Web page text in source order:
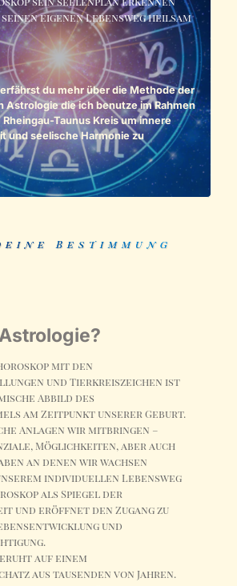
eigenen Lebensweg heilsam
du mehr über die Methode der
Astrologie die ich benutze im Rahmen
Taunus Kreis um innere
und seelische Harmonie zu
Bestimmung
mit den
und Tierkreiszeichen ist
Abbild des
am Zeitpunkt unserer Geburt.
Anlagen wir mitbringen –
Möglichkeiten, aber auch
an denen wir wachsen
individuellen Lebensweg
als Spiegel der
und eröffnet den Zugang zu
und
auf einem
aus tausenden von Jahren.